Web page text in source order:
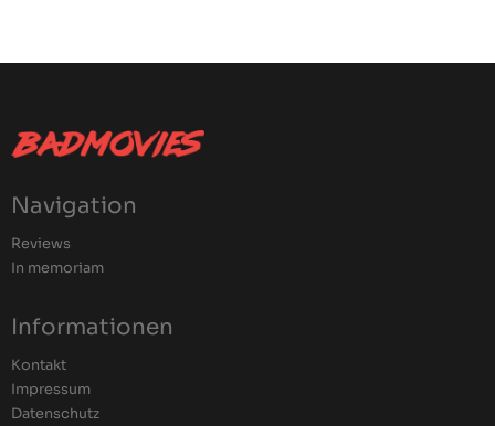
Navigation
Reviews
In memoriam
Informationen
Kontakt
Impressum
Datenschutz